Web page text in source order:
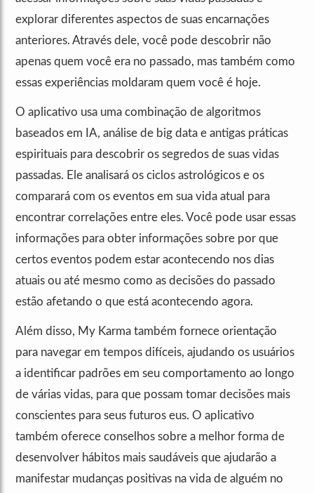
explorar diferentes aspectos de suas encarnações
anteriores. Através dele, você pode descobrir não
apenas quem você era no passado, mas também como
essas experiências moldaram quem você é hoje.
O aplicativo usa uma combinação de algoritmos
baseados em IA, análise de big data e antigas práticas
espirituais para descobrir os segredos de suas vidas
passadas. Ele analisará os ciclos astrológicos e os
comparará com os eventos em sua vida atual para
encontrar correlações entre eles. Você pode usar essas
informações para obter informações sobre por que
certos eventos podem estar acontecendo nos dias
atuais ou até mesmo como as decisões do passado
estão afetando o que está acontecendo agora.
Além disso, My Karma também fornece orientação
para navegar em tempos difíceis, ajudando os usuários
a identificar padrões em seu comportamento ao longo
de várias vidas, para que possam tomar decisões mais
conscientes para seus futuros eus. O aplicativo
também oferece conselhos sobre a melhor forma de
desenvolver hábitos mais saudáveis que ajudarão a
manifestar mudanças positivas na vida de alguém no